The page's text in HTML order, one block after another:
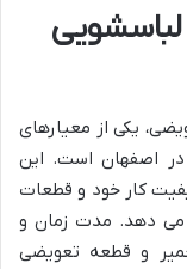
یکی از معیارهای
در اصفهان است. این
کار خود و قطعات
می دهد. مدت زمان و
و قطعه تعویضی